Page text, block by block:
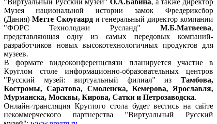
Музея национальной истории замок Фредериксбор
(Дания) Метте Скоугаарди генеральный директор компании
"ФОРС Технолоджи Русланд" М.Б.Матвеева,
представляющая одну из самых передовых компаний-
разработчиков новых высокотехнологичных продуктов для
музеев.
В формате видеоконференцсвязи планируется участие в
Круглом столе информационно-образовательных центров
"Русский музей: виртуальный филиал" из Тамбова,
Костромы, Саратова, Смоленска, Кемерова, Ярославля,
Мурманска, Москвы, Кирова, Сатки и Петрозаводска.
Онлайн-трансляция Круглого стола будет вестись на сайте
некоммерческого партнерства "Виртуальный Русский